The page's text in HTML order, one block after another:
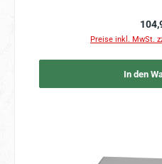
Preise inkl. MwSt.
In den